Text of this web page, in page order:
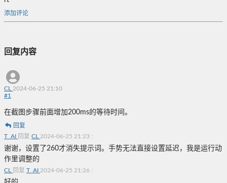
添加评论
回复内容
CL 2024-06-25 21:10
#1
在截图步骤前面增加200ms的等待时间。
回复
T_AI
回复 CL 2024-06-25 21:23 :
谢谢，设置了260才消失提示词。手势无法直接设置延迟，我是运行动
作里调整的
CL 回复 T_AI 2024-06-25 21:26 :